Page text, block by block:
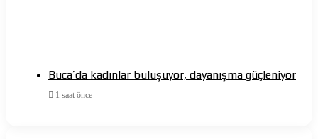
Buca’da kadınlar buluşuyor, dayanışma güçleniyor
1 saat önce